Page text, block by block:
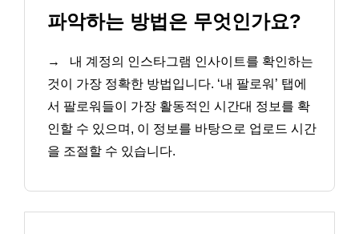
파악하는 방법은 무엇인가요?
→
내 계정의 인스타그램 인사이트를 확인하는
것이 가장 정확한 방법입니다. ‘내 팔로워’ 탭에
서 팔로워들이 가장 활동적인 시간대 정보를 확
인할 수 있으며, 이 정보를 바탕으로 업로드 시간
을 조절할 수 있습니다.